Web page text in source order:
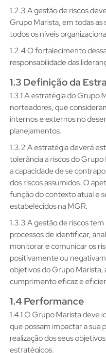
1.2.3 A gestão de riscos
Grupo Marista, em todas as
todos os níveis
1.2.4 O fortalecimento
responsabilidade das
1.3 Definição da
1.3.1 A estratégia do Grupo
norteadores, que
internos e externos no
planejamentos.
1.3.2 A estratégia deverá
tolerância a riscos do
a capacidade de se
dos riscos assumidos. O
função do contexto atual e
estabelecidos na MGR.
1.3.3 A gestão de riscos
processos de identificar,
monitorar e comunicar os
positivamente ou
objetivos do Grupo Marista,
cumprimento eficaz e
1.4 Performance
1.4.1 O Grupo Marista deve
que possam impactar a
realização dos seus
estratégicos.